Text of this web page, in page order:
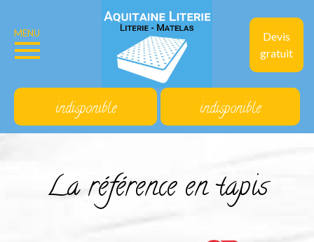
Devis
gratuit
MENU
indisponible indisponible
La référence en tapis